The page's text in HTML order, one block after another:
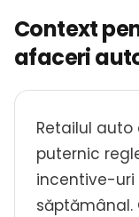
Context
afaceri
Retailul
puternic
incentive-uri
săptămânal.